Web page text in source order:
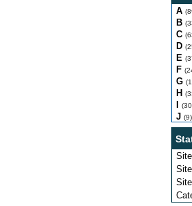
A
B
C
D
E
F
G
H
J (9)